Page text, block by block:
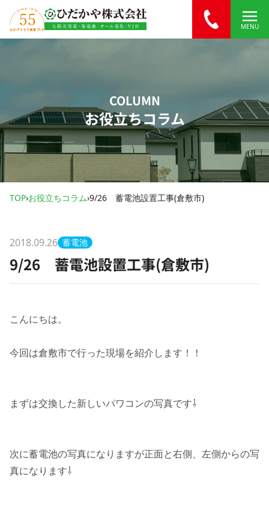
内容をスキップ
MENU
COLUMN
お役立ちコラム
TOP›お役立ちコラム›9/26 蓄電池設置工事(倉敷市)
2018.09.26 蓄電池
9/26 蓄電池設置工事(倉敷市)
こんにちは。
今回は倉敷市で行った現場を紹介します！！
まずは交換した新しいパワコンの写真です⇩
次に蓄電池の写真になりますが正面と右側、左側からの写
真になります⇩